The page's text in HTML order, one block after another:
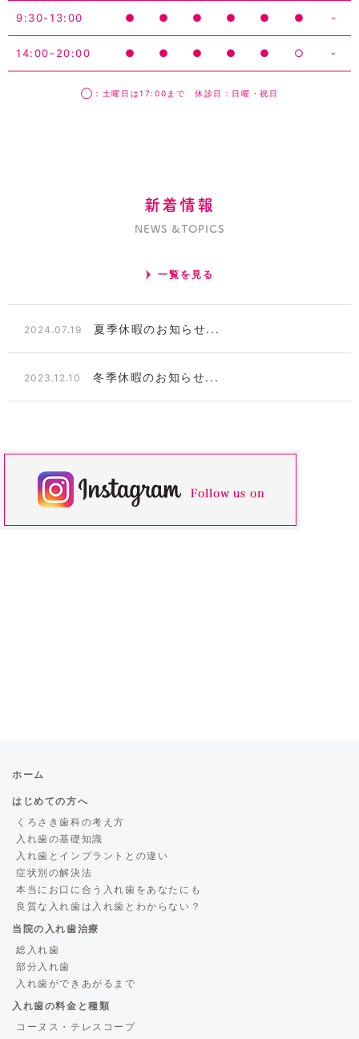
9:30-13:00 ● ● ● ● ● ● -
14:00-20:00 ● ● ● ● ● ○ -
◯：土曜日は17:00まで 休診日：日曜・祝日
新着情報
NEWS &TOPICS
一覧を見る
2024.07.19 夏季休暇のお知らせ...
2023.12.10 冬季休暇のお知らせ...
ホーム
はじめての方へ
くろさき歯科の考え方
入れ歯の基礎知識
入れ歯とインプラントとの違い
症状別の解決法
本当にお口に合う入れ歯をあなたにも
良質な入れ歯は入れ歯とわからない？
当院の入れ歯治療
総入れ歯
部分入れ歯
入れ歯ができあがるまで
入れ歯の料金と種類
コーヌス・テレスコープ